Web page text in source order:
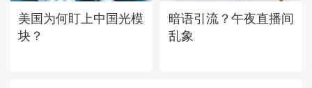
美国为何盯上中国光模
块？
暗语引流？午夜直播间
乱象